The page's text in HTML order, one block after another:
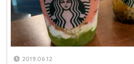
2019.06.12